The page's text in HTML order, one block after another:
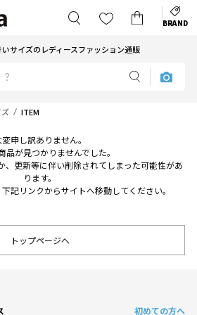
BRAND
いサイズのレディースファッション通販
ITEM
変申し訳ありません。
品が見つかりませんでした。
、更新等に伴い削除されてしまった可能性があ
ります。
記リンクからサイトへ移動してください。
トップページへ
初めての方へ